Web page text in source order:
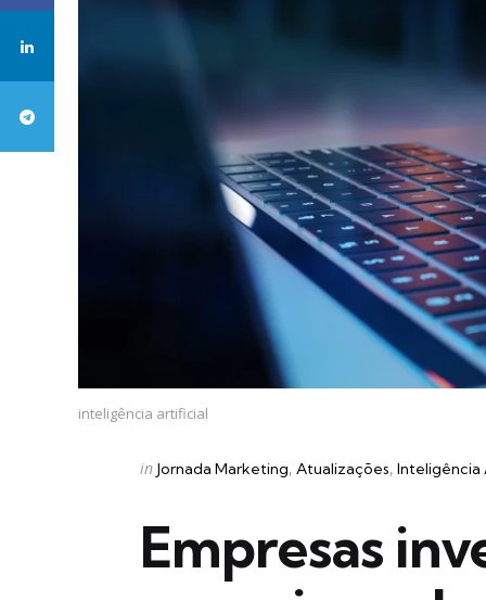
inteligência artificial
Categories
Posted
in Jornada Marketing Atualizações Inteligência
Empresas